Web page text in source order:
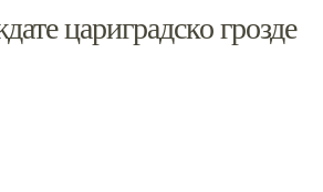
цариградско грозде